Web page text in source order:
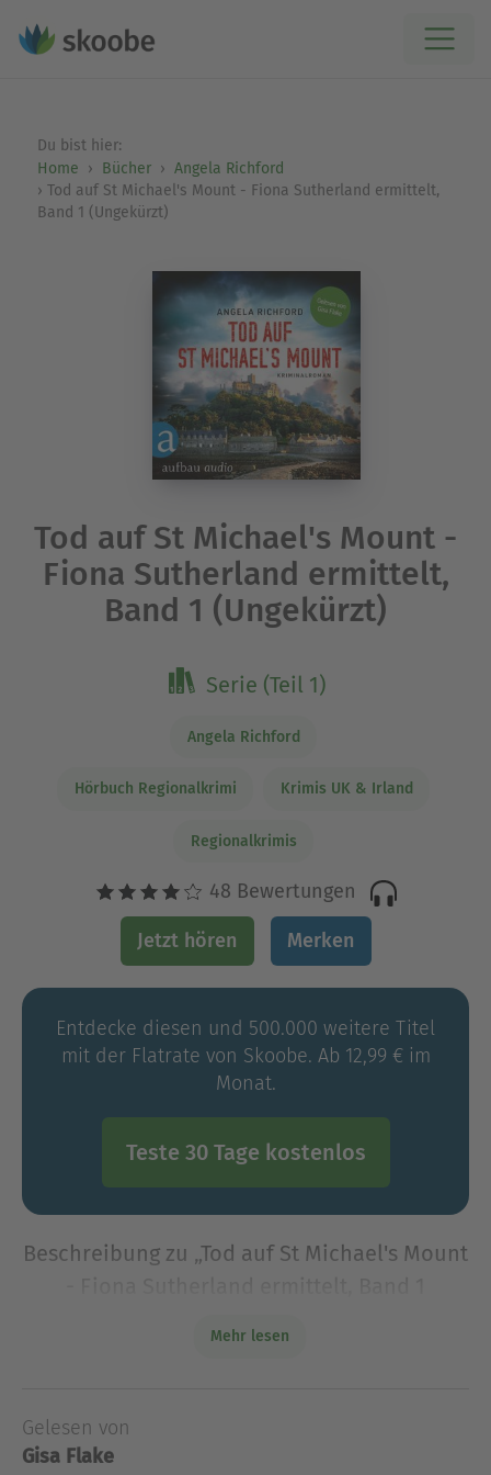
Du bist hier:
Home
Bücher
Angela Richford
Tod auf St Michael's Mount - Fiona Sutherland ermittelt,
Band 1 (Ungekürzt)
Tod auf St Michael's Mount -
Fiona Sutherland ermittelt,
Band 1 (Ungekürzt)
Serie (Teil 1)
Angela Richford
Hörbuch Regionalkrimi Krimis UK & Irland
Regionalkrimis
48 Bewertungen
Jetzt hören Merken
Entdecke diesen und 500.000 weitere Titel
mit der Flatrate von Skoobe. Ab 12,99 € im
Monat.
Teste 30 Tage kostenlos
Beschreibung zu „Tod auf St Michael's Mount
Fiona Sutherland ist erst vor kurzem in das
malerische Örtchen Portreath an der Küste Co
Der erste Fall für Detective Chief Inspector Fiona
Mehr lesen
Gelesen von
Gisa Flake